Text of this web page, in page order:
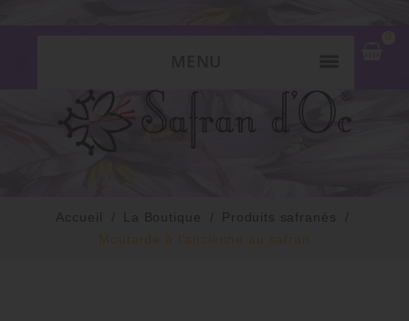
0
Accueil La Boutique
Produits safranés
Moutarde à l’ancienne au safran